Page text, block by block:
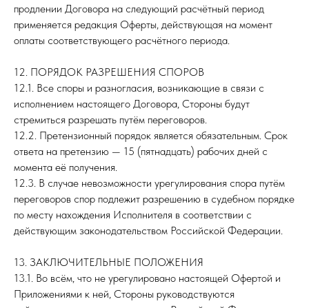
продлении Договора на следующий расчётный период
применяется редакция Оферты, действующая на момент
оплаты соответствующего расчётного периода.
12. ПОРЯДОК РАЗРЕШЕНИЯ СПОРОВ
12.1. Все споры и разногласия, возникающие в связи с
исполнением настоящего Договора, Стороны будут
стремиться разрешать путём переговоров.
12.2. Претензионный порядок является обязательным. Срок
ответа на претензию — 15 (пятнадцать) рабочих дней с
момента её получения.
12.3. В случае невозможности урегулирования спора путём
переговоров спор подлежит разрешению в судебном порядке
по месту нахождения Исполнителя в соответствии с
действующим законодательством Российской Федерации.
13. ЗАКЛЮЧИТЕЛЬНЫЕ ПОЛОЖЕНИЯ
13.1. Во всём, что не урегулировано настоящей Офертой и
Приложениями к ней, Стороны руководствуются